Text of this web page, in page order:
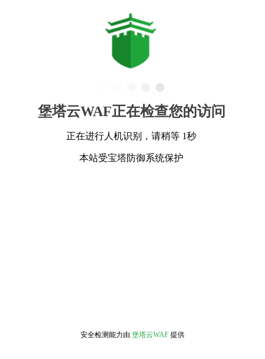
堡塔云WAF正在检查您的访问
正在进行人机识别，请稍等 1秒
本站受宝塔防御系统保护
安全检测能力由 堡塔云WAF 提供